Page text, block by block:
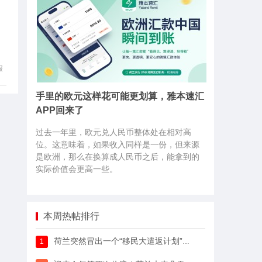
手里的欧元这样花可能更划算，雅本速汇
APP回来了
过去一年里，欧元兑人民币整体处在相对高
位。这意味着，如果收入同样是一份，但来源
是欧洲，那么在换算成人民币之后，能拿到的
实际价值会更高一些。
本周热帖排行
1 荷兰突然冒出一个“移民大遣返计划”，64万人已经签字支持